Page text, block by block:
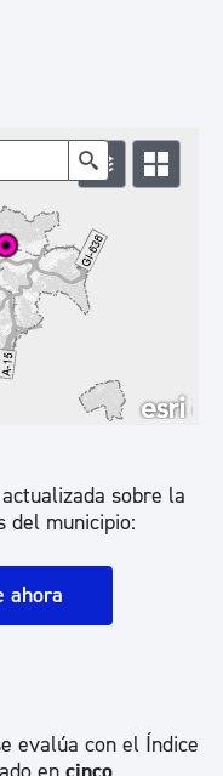
sobre la
del municipio:
ahora
evalúa con el Índice